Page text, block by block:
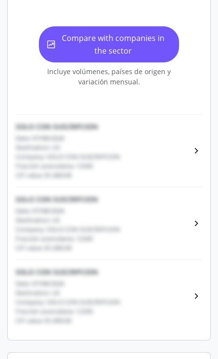
Compare with companies in
the sector
Incluye volúmenes, países de origen y
variación mensual.
SOLO CON SUSCRIPCION
Date: 07/08/2026
Destination: US
Company: SOLO CON SUSCRIPCION
Fracción arancelaria: 12345
CIF value: $1,000.00
SOLO CON SUSCRIPCION
Date: 07/08/2026
Destination: US
Company: SOLO CON SUSCRIPCION
Fracción arancelaria: 12345
CIF value: $1,000.00
SOLO CON SUSCRIPCION
Date: 07/08/2026
Destination: US
Company: SOLO CON SUSCRIPCION
Fracción arancelaria: 12345
CIF value: $1,000.00